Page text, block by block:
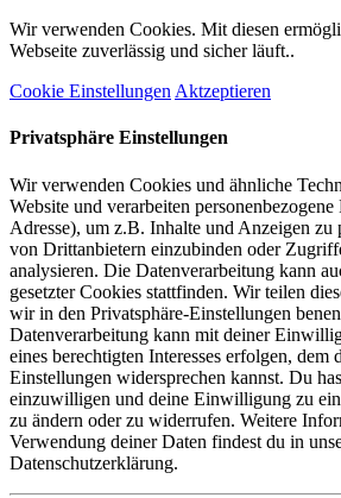
Wir verwenden Cookies. Mit diesen
Webseite zuverlässig und sicher läuft..
Cookie Einstellungen Aktzeptieren
Privatsphäre Einstellungen
Wir verwenden Cookies und ähnliche
Website und verarbeiten
Adresse), um z.B. Inhalte und Anzeigen zu
von Drittanbietern einzubinden oder
analysieren. Die Datenverarbeitung kann
gesetzter Cookies stattfinden. Wir teilen
wir in den Privatsphäre-Einstellungen
Datenverarbeitung kann mit deiner
eines berechtigten Interesses erfolgen, dem
Einstellungen widersprechen kannst. Du
einzuwilligen und deine Einwilligung zu
zu ändern oder zu widerrufen. Weitere
Verwendung deiner Daten findest du in
Datenschutzerklärung.